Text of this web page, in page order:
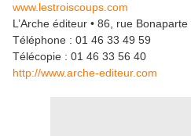
www.lestroiscoups.com
L’Arche éditeur • 86, rue
Téléphone : 01 46 33 49 59
Télécopie : 01 46 33 56 40
http://www.arche-editeur.com